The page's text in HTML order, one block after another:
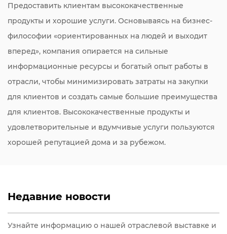
Предоставить клиентам высококачественные
продукты и хорошие услуги. Основываясь на бизнес-
философии «ориентированных на людей и выходит
вперед», компания опирается на сильные
информационные ресурсы и богатый опыт работы в
отрасли, чтобы минимизировать затраты на закупки
для клиентов и создать самые большие преимущества
для клиентов. Высококачественные продукты и
удовлетворительные и вдумчивые услуги пользуются
хорошей репутацией дома и за рубежом.
Недавние новости
Узнайте информацию о нашей отраслевой выставке и